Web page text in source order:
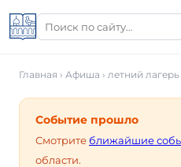
Главная › Афиша › летний
Событие прошло
Смотрите ближайшие
области.